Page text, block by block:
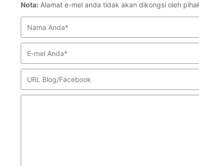
Nota: Alamat e-mel anda tidak akan dikongsi oleh